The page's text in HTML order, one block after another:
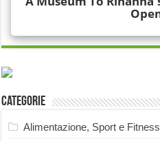
Categorie
Alimentazione, Sport e Fitness